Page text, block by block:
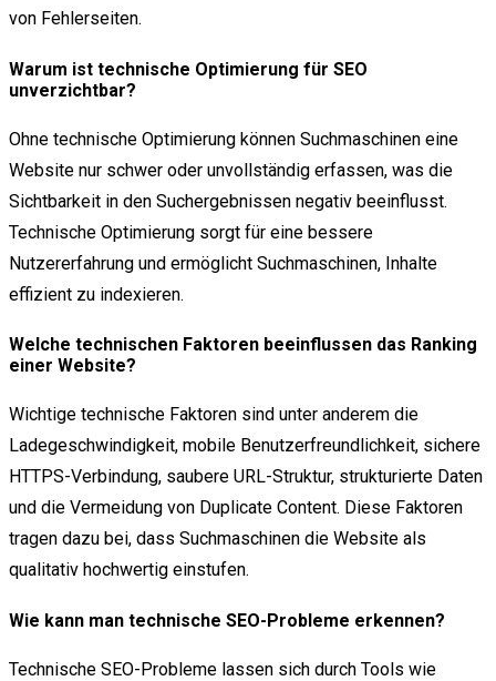
von Fehlerseiten.
Warum ist technische Optimierung für SEO
unverzichtbar?
Ohne technische Optimierung können Suchmaschinen eine
Website nur schwer oder unvollständig erfassen, was die
Sichtbarkeit in den Suchergebnissen negativ beeinflusst.
Technische Optimierung sorgt für eine bessere
Nutzererfahrung und ermöglicht Suchmaschinen, Inhalte
effizient zu indexieren.
Welche technischen Faktoren beeinflussen das Ranking
einer Website?
Wichtige technische Faktoren sind unter anderem die
Ladegeschwindigkeit, mobile Benutzerfreundlichkeit, sichere
HTTPS-Verbindung, saubere URL-Struktur, strukturierte Daten
und die Vermeidung von Duplicate Content. Diese Faktoren
tragen dazu bei, dass Suchmaschinen die Website als
qualitativ hochwertig einstufen.
Wie kann man technische SEO-Probleme erkennen?
Technische SEO-Probleme lassen sich durch Tools wie